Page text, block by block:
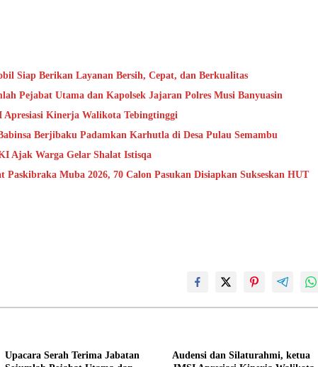
Siap Berikan Layanan Bersih, Cepat, dan Berkualitas
Pejabat Utama dan Kapolsek Jajaran Polres Musi Banyuasin
Kinerja Walikota Tebingtinggi
Berjibaku Padamkan Karhutla di Desa Pulau Semambu
Ajak Warga Gelar Shalat Istisqa
Muba 2026, 70 Calon Pasukan Disiapkan Sukseskan HUT
Upacara Serah Terima Jabatan
Audensi dan Silaturahmi, ketua